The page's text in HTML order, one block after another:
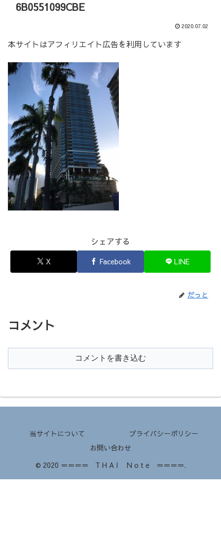
6B0551099CBE
2020.07.02
本サイトはアフィリエイト広告を利用しています
シェアする
X Facebook LINE
だっと
コメント
コメントを書き込む
当サイトについて
プライバシーポリシー
お問い合わせ
© 2020 ＝＝＝＝ T H A I N o t e ＝＝＝＝.